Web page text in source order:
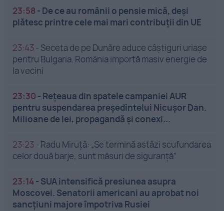
23:58 - De ce au românii o pensie mică, deși
plătesc printre cele mai mari contribuții din UE
23:43 - Seceta de pe Dunăre aduce câștiguri uriașe
pentru Bulgaria. România importă masiv energie de
la vecini
23:30 - Rețeaua din spatele campaniei AUR
pentru suspendarea președintelui Nicușor Dan.
Milioane de lei, propagandă și conexi...
23:23 - Radu Miruță: „Se termină astăzi scufundarea
celor două barje, sunt măsuri de siguranţă”
23:14- SUA intensifică presiunea asupra
Moscovei. Senatorii americani au aprobat noi
sancțiuni majore împotriva Rusiei